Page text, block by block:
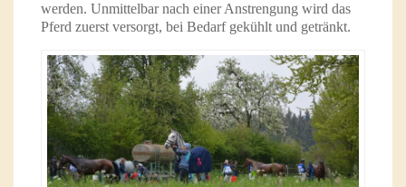
werden. Unmittelbar nach einer Anstrengung wird das
Pferd zuerst versorgt, bei Bedarf gekühlt und getränkt.